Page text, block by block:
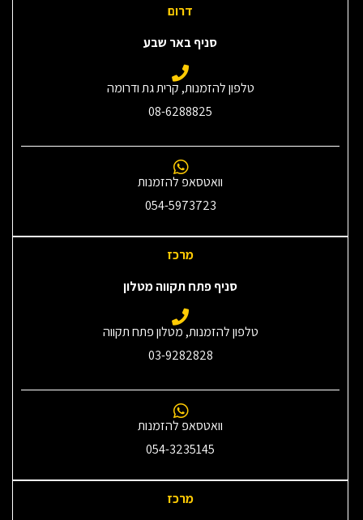
דרום
סניף באר שבע
טלפון להזמנות, קרית גת ודרומה
08-6288825
וואטסאפ להזמנות
054-5973723
מרכז
סניף פתח תקווה מטלון
טלפון להזמנות, מטלון פתח תקווה
03-9282828
וואטסאפ להזמנות
054-3235145‎
מרכז